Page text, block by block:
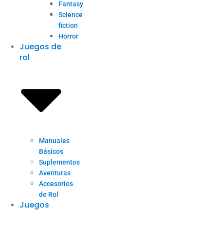
Fantasy
Science
fiction
Horror
Juegos de
rol
Manuales
Básicos
Suplementos
Aventuras
Accesorios
de Rol
Juegos